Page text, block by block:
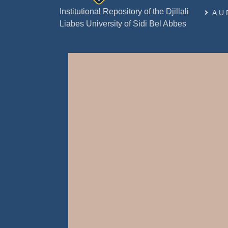
Institutional Repository of the Djillali
Liabes University of Sidi Bel Abbes